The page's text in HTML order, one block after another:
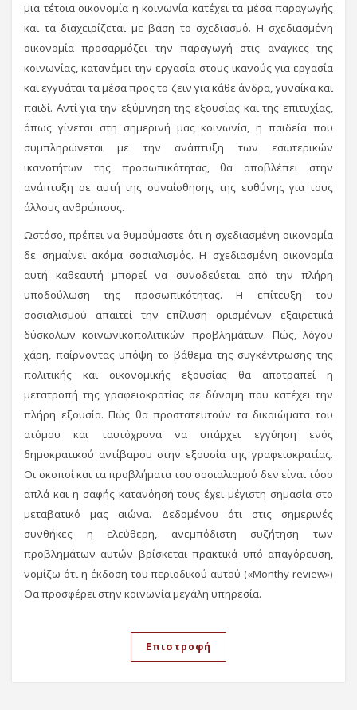
μια τέτοια οικονομία η κοινωνία κατέχει τα μέσα παραγωγής
και τα διαχειρίζεται με βάση το σχεδιασμό. Η σχεδιασμένη
οικονομία προσαρμόζει την παραγωγή στις ανάγκες της
κοινωνίας, κατανέμει την εργασία στους ικανούς για εργασία
και εγγυάται τα μέσα προς το ζειν για κάθε άνδρα, γυναίκα και
παιδί. Αντί για την εξύμνηση της εξουσίας και της επιτυχίας,
όπως γίνεται στη σημερινή μας κοινωνία, η παιδεία που
συμπληρώνεται με την ανάπτυξη των εσωτερικών
ικανοτήτων της προσωπικότητας, θα αποβλέπει στην
ανάπτυξη σε αυτή της συναίσθησης της ευθύνης για τους
άλλους ανθρώπους.
Ωστόσο, πρέπει να θυμούμαστε ότι η σχεδιασμένη οικονομία
δε σημαίνει ακόμα σοσιαλισμός. Η σχεδιασμένη οικονομία
αυτή καθεαυτή μπορεί να συνοδεύεται από την πλήρη
υποδούλωση της προσωπικότητας. Η επίτευξη του
σοσιαλισμού απαιτεί την επίλυση ορισμένων εξαιρετικά
δύσκολων κοινωνικοπολιτικών προβλημάτων. Πώς, λόγου
χάρη, παίρνοντας υπόψη το βάθεμα της συγκέντρωσης της
πολιτικής και οικονομικής εξουσίας θα αποτραπεί η
μετατροπή της γραφειοκρατίας σε δύναμη που κατέχει την
πλήρη εξουσία. Πώς θα προστατευτούν τα δικαιώματα του
ατόμου και ταυτόχρονα να υπάρχει εγγύηση ενός
δημοκρατικού αντίβαρου στην εξουσία της γραφειοκρατίας.
Οι σκοποί και τα προβλήματα του σοσιαλισμού δεν είναι τόσο
απλά και η σαφής κατανόησή τους έχει μέγιστη σημασία στο
μεταβατικό μας αιώνα. Δεδομένου ότι στις σημερινές
συνθήκες η ελεύθερη, ανεμπόδιστη συζήτηση των
προβλημάτων αυτών βρίσκεται πρακτικά υπό απαγόρευση,
νομίζω ότι η έκδοση του περιοδικού αυτού («Monthy review»)
Θα προσφέρει στην κοινωνία μεγάλη υπηρεσία.
Επιστροφή